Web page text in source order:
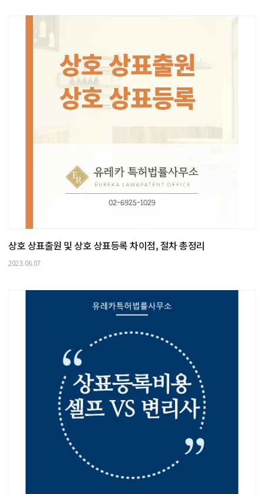
상호 상표출원 및 상호 상표등록 차이점, 절차 총정리
2023.06.07